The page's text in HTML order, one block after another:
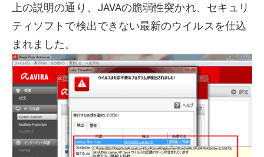
上の説明の通り、JAVAの脆弱性突かれ、セキュリ
ティソフトで検出できない最新のウイルスを仕込
まれました。